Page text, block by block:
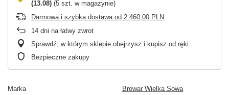
(13.08) (5 szt. w magazynie)
Darmowa i szybka dostawa od 2 460,00 PLN
14 dni na łatwy zwrot
Sprawdź, w którym sklepie obejrzysz i kupisz od ręki
Bezpieczne zakupy
Marka Browar Wielka Sowa